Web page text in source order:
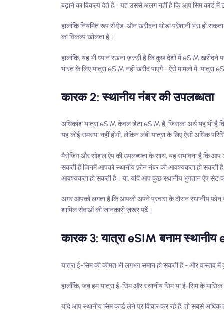
बढ़ाने का विकल्प देते हैं। यह उससे अलग नहीं है कि आप सिम कार्ड में
हालांकि नियमित रूप से ऐड-ऑन खरीदना थोड़ा परेशानी भरा हो
का विकल्प खोलता है।
हालांकि, यह भी ध्यान रखना ज़रूरी है कि कुछ देशों में eSIM
भारत के लिए यात्रा eSIM नहीं खरीद पाएंगे - ऐसे मामलों में, यात्रा
कारक 2: स्थानीय नंबर की उपलब्धता
अधिकांश यात्रा eSIM केवल डेटा eSIM हैं, जिसका अर्थ यह भी है
यह कोई समस्या नहीं होगी, लेकिन लंबी यात्रा के लिए ऐसी अधिक
मैसेजिंग और सोशल ऐप की उपलब्धता के साथ, यह संभावना है कि आप
सकती हैं जिनमें आपको स्थानीय फ़ोन नंबर की आवश्यकता हो सकती
आवश्यकता हो सकती है। या, यदि आप कुछ स्थानीय भुगतान ऐप सेट
अगर आपको लगता है कि आपको अपने प्रवास के दौरान स्थानीय
शामिल सेवाओं की जानकारी ज़रूर पढ़ें।
कारक 3: यात्रा eSIM बनाम
यात्रा ई-सिम की कीमत भी लगभग समान हो सकती है - और वास्तव
हालाँकि, जब हम यात्रा ई-सिम और स्थानीय सिम या ई-सिम के
यदि आप स्थानीय सिम कार्ड लेने पर विचार कर रहे हैं, तो सबसे